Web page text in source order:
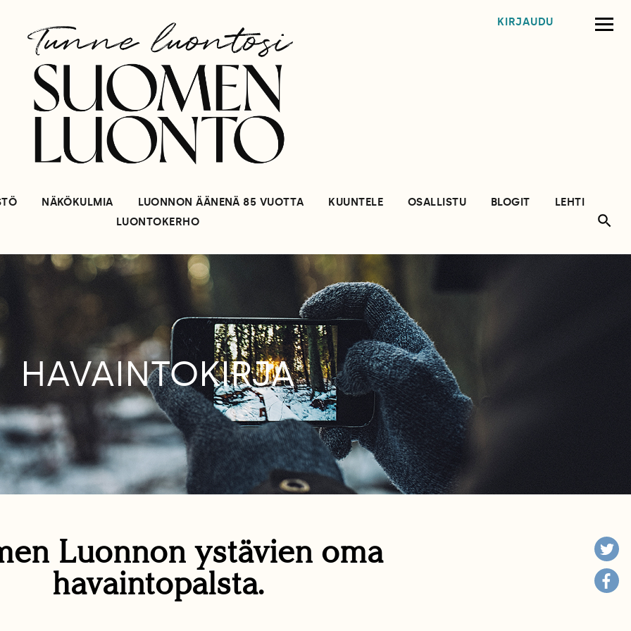
KIRJAUDU
NÄKÖKULMIA LUONNON ÄÄNENÄ 85 VUOTTA KUUNTELE OSALLISTU BLOGIT
LEHTI
LUONTOKERHO
HAVAINTOKIRJA
Luonnon ystävien oma
havaintopalsta.